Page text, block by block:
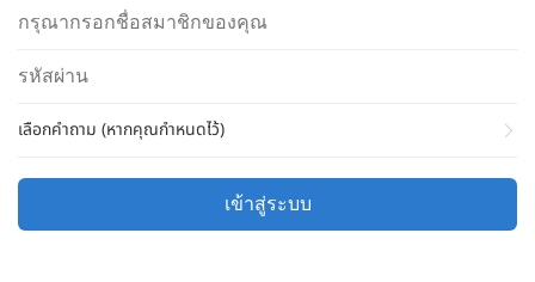
เลือกคำถาม (หากคุณกำหนดไว้)
เข้าสู่ระบบ